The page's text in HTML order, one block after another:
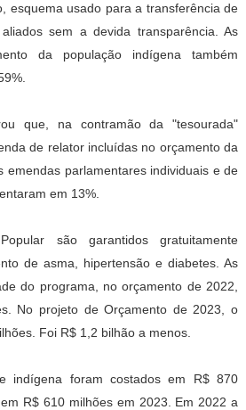
esquema usado para a transferência de
sem a devida transparência. As
da população indígena também
que, na contramão da "tesourada"
de relator incluídas no orçamento da
emendas parlamentares individuais e de
em 13%.
são garantidos gratuitamente
de asma, hipertensão e diabetes. As
do programa, no orçamento de 2022,
No projeto de Orçamento de 2023, o
Foi R$ 1,2 bilhão a menos.
indígena foram costados em R$ 870
R$ 610 milhões em 2023. Em 2022 a